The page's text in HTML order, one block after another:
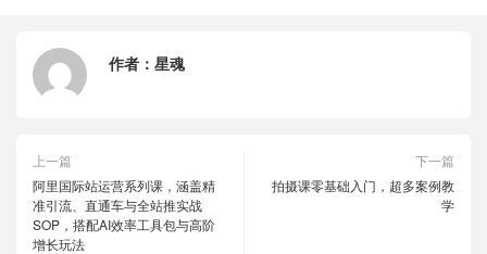
作者： 星魂
上一篇
阿里国际站运营系列课，涵盖精
准引流、直通车与全站推实战
SOP，搭配AI效率工具包与高阶
增长玩法
下一篇
拍摄课零基础入门，超多案例教
学